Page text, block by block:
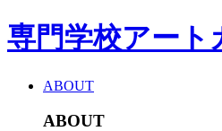
専門学校アート
ABOUT
ABOUT